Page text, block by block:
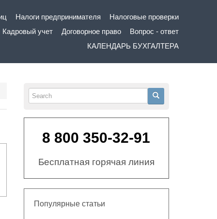
Налоги предпринимателя
Налоговые проверки
Кадровый учет Договорное право
Вопрос - ответ
КАЛЕНДАРЬ БУХГАЛТЕРА
Search Search
8 800 350-32-91
Бесплатная горячая линия
Популярные статьи